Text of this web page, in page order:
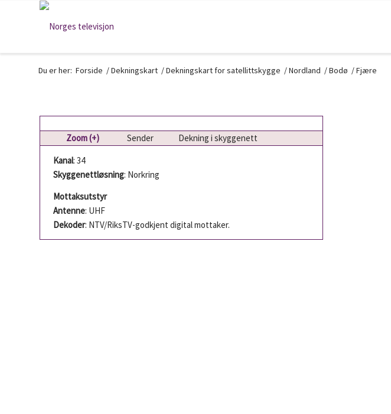
Du er her: Forside /Dekningskart /Dekningskart for satellittskygge /Nordland /Bodø /Fjære
Zoom (+) Sender
Dekning i skyggenett
Kanal: 34
Skyggenettløsning: Norkring
Mottaksutstyr
Antenne: UHF
Dekoder: NTV/RiksTV-godkjent digital mottaker.